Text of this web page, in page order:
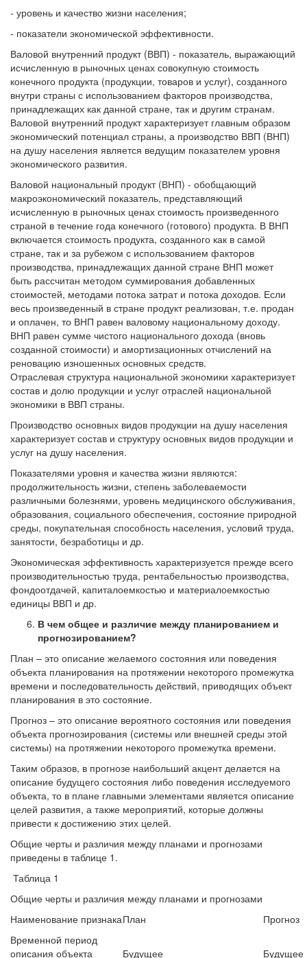
- уровень и качество жизни населения;
- показатели экономической эффективности.
Валовой внутренний продукт (ВВП) - показатель, выражающий
исчисленную в рыночных ценах совокупную стоимость
конечного продукта (продукции, товаров и услуг), созданного
внутри страны с использованием факторов производства,
принадлежащих как данной стране, так и другим странам.
Валовой внутренний продукт характеризует главным образом
экономический потенциал страны, а производство ВВП (ВНП)
на душу населения является ведущим показателем уровня
экономического развития.
Валовой национальный продукт (ВНП) - обобщающий
макроэкономический показатель, представляющий
исчисленную в рыночных ценах стоимость произведенного
страной в течение года конечного (готового) продукта. В ВНП
включается стоимость продукта, созданного как в самой
стране, так и за рубежом с использованием факторов
производства, принадлежащих данной стране ВНП может
быть рассчитан методом суммирования добавленных
стоимостей, методами потока затрат и потока доходов. Если
весь произведенный в стране продукт реализован, т.е. продан
и оплачен, то ВНП равен валовому национальному доходу.
ВНП равен сумме чистого национального дохода (вновь
созданной стоимости) и амортизационных отчислений на
реновацию изношенных основных средств.
Отраслевая структура национальной экономики характеризует
состав и долю продукции и услуг отраслей национальной
экономики в ВВП страны.
Производство основных видов продукции на душу населения
характеризует состав и структуру основных видов продукции и
услуг на душу населения.
Показателями уровня и качества жизни являются:
продолжительность жизни, степень заболеваемости
различными болезнями, уровень медицинского обслуживания,
образования, социального обеспечения, состояние природной
среды, покупательная способность населения, условий труда,
занятости, безработицы и др.
Экономическая эффективность характеризуется прежде всего
производительностью труда, рентабельностью производства,
фондоотдачей, капиталоемкостью и материалоемкостью
единицы ВВП и др.
В чем общее и различие между планированием и
прогнозированием?
План – это описание желаемого состояния или поведения
объекта планирования на протяжении некоторого промежутка
времени и последовательность действий, приводящих объект
планирования в это состояние.
Прогноз – это описание вероятного состояния или поведения
объекта прогнозирования (системы или внешней среды этой
системы) на протяжении некоторого промежутка времени.
Таким образов, в прогнозе наибольший акцент делается на
описание будущего состояния либо поведения исследуемого
объекта, то в плане главными элементами является описание
целей развития, а также мероприятий, которые должны
привести к достижению этих целей.
Общие черты и различия между планами и прогнозами
приведены в таблице 1.
Таблица 1
Общие черты и различия между планами и прогнозами
Наименование признакаПлан
Прогноз
Временной период
описания объекта
Будущее Будущее